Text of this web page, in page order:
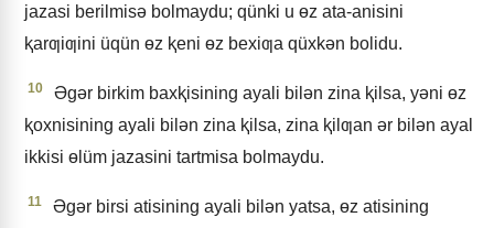
jazasi berilmisǝ bolmaydu; qünki u ɵz ata-anisini
ⱪarƣiƣini üqün ɵz ⱪeni ɵz bexiƣa qüxkǝn bolidu.
10
Əgǝr birkim baxⱪisining ayali bilǝn zina ⱪilsa, yǝni ɵz
ⱪoxnisining ayali bilǝn zina ⱪilsa, zina ⱪilƣan ǝr bilǝn ayal
ikkisi ɵlüm jazasini tartmisa bolmaydu.
11
Əgǝr birsi atisining ayali bilǝn yatsa, ɵz atisining